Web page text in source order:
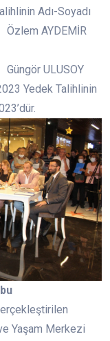
Adı-Soyadı
AYDEMİR
ULUSOY
Yedek Talihlinin
Yaşam Merkezi